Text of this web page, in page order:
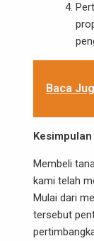
Baca
Kesimpulan
Membeli
kami telah
Mulai dari
tersebut